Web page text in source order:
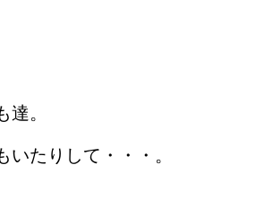
。
たりして・・・。